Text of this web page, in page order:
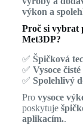
výkon a
Proč si vybrat
Met3DP?
✅ Špičková
✅ Vysoce
✅ Spolehlivý
Pro vysoce
poskytuje
aplikacím..